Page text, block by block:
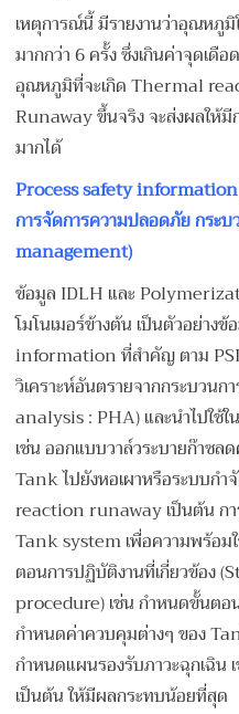
เหตุการณ์นี้ มีรายงานว่าอุณหภู
มากกว่า 6 ครั้ง ซึ่งเกินค่าจุดเดื
อุณหภูมิที่จะเกิด Thermal
Runaway ขึ้นจริง จะส่งผลให้
มากได้
Process safety
การจัดการความปลอดภัย กระ
management)
ข้อมูล IDLH และ
โมโนเมอร์ข้างต้น เป็นตัวอย่า
information ที่สำคัญ ตาม PSI
วิเคราะห์อันตรายจากกระบวน
analysis : PHA) และนำไปใช้
เช่น ออกแบบวาล์วระบายก๊าซ
Tank ไปยังหอเผาหรือระบบก
reaction runaway เป็นต้น ก
Tank system เพื่อความพร้อม
ตอนการปฏิบัติงานที่เกี่ยวข้อง
procedure) เช่น กำหนดขั้นต
กำหนดค่าควบคุมต่างๆ ของ
กำหนดแผนรองรับภาวะฉุกเฉิน
เป็นต้น ให้มีผลกระทบน้อยที่สุด